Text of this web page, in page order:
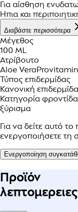
Για αίσθηση
Ήπια και
Διαβάστε περισσότερα
Μέγεθος
100 ML
Ατρίβουτο
Aloe Vera
Τύπος επιδερμίδας
Κανονική επιδερμίδα
Κατηγορία
ξύρισμα
Για να δείτε αυτό
ενεργοποιήσετε τη
Ενεργοποίηση
Προϊόν
λεπτομερειες